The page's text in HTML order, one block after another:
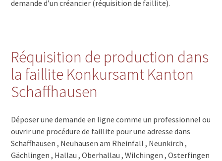
demande d’un créancier (réquisition de faillite).
Réquisition de production dans
la faillite Konkursamt Kanton
Schaffhausen
Déposer une demande en ligne comme un professionnel ou
ouvrir une procédure de faillite pour une adresse dans
Schaffhausen , Neuhausen am Rheinfall , Neunkirch ,
Gächlingen , Hallau , Oberhallau , Wilchingen , Osterfingen